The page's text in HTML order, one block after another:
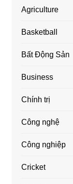
Agriculture
Basketball
Bất Động Sản
Business
Chính trị
Công nghệ
Công nghiệp
Cricket